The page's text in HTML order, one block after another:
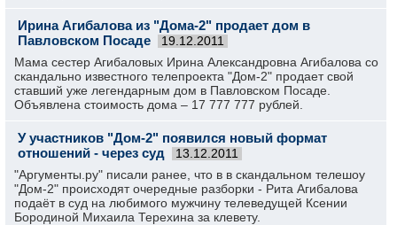
Ирина Агибалова из "Дома-2" продает дом в
Павловском Посаде
19.12.2011
Мама сестер Агибаловых Ирина Александровна Агибалова со
скандально известного телепроекта "Дом-2" продает свой
ставший уже легендарным дом в Павловском Посаде.
Объявлена стоимость дома – 17 777 777 рублей.
У участников "Дом-2" появился новый формат
отношений - через суд
13.12.2011
"Аргументы.ру" писали ранее, что в в скандальном телешоу
"Дом-2" происходят очередные разборки - Рита Агибалова
подаёт в суд на любимого мужчину телеведущей Ксении
Бородиной Михаила Терехина за клевету.